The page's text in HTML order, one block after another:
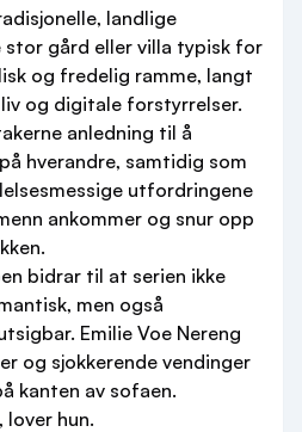
landlige
gård eller villa typisk for
og fredelig ramme, langt
og digitale forstyrrelser.
anledning til å
hverandre, samtidig som
utfordringene
ankommer og snur opp
bidrar til at serien ikke
men også
Emilie Voe Nereng
og sjokkerende vendinger
kanten av sofaen.
lover hun.